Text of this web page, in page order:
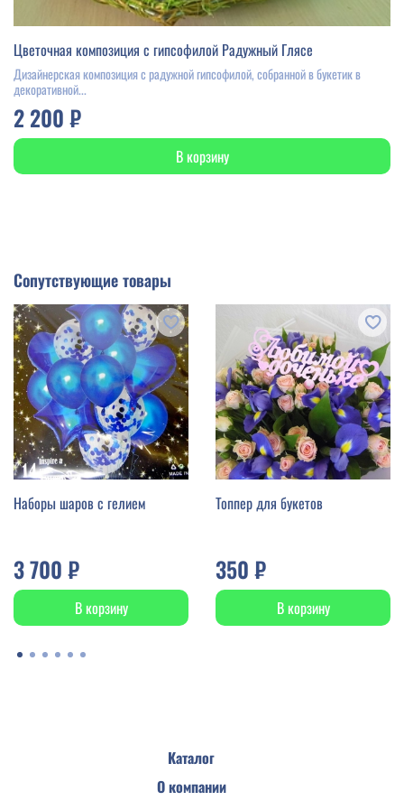
Цветочная композиция с гипсофилой Радужный Глясе
Дизайнерская композиция с радужной гипсофилой, собранной в букетик в
декоративной...
2 200 ₽
В корзину
Сопутствующие товары
Наборы шаров с гелием
3 700 ₽
В корзину
Топпер для букетов
350 ₽
В корзину
Каталог
О компании